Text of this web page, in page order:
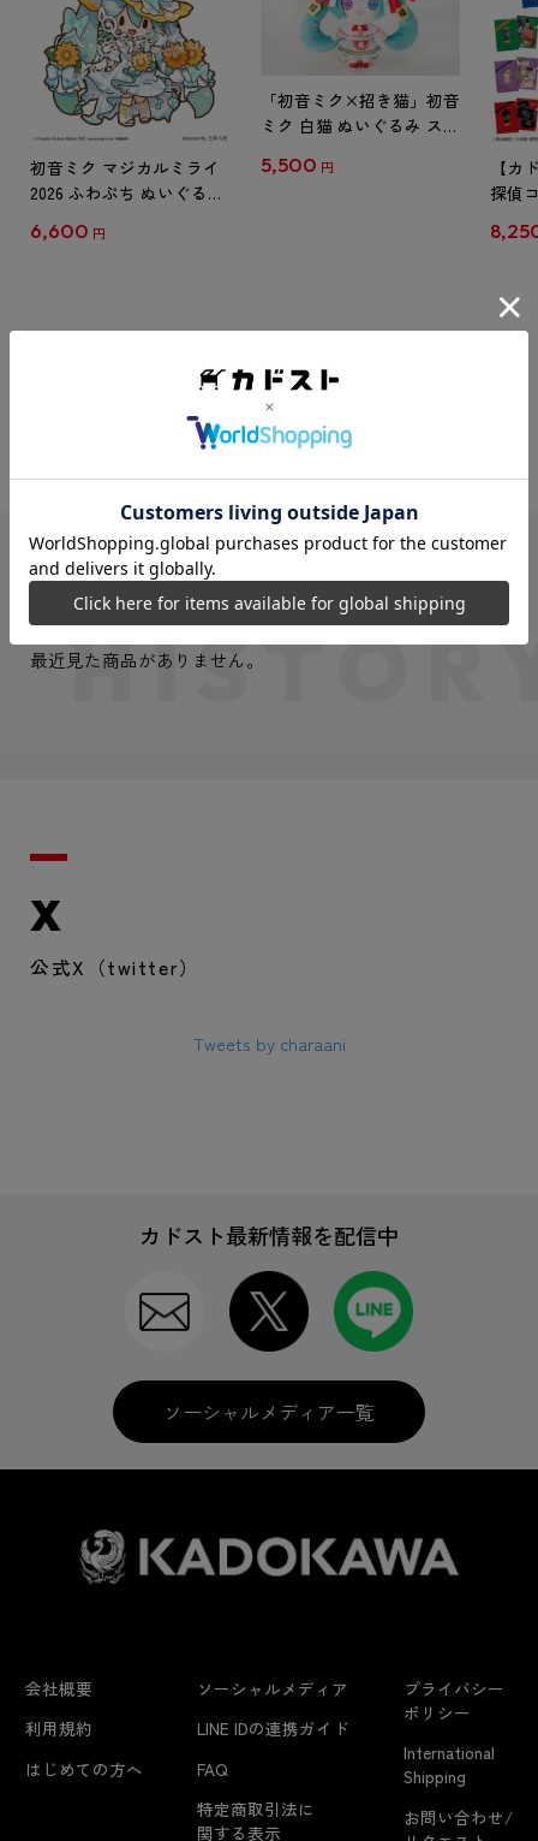
初音ミク マジカルミライ
2026 ふわぷち ぬいぐるみ
6,600 円
「初音ミク×招き猫」初音
ミク 白猫 ぬいぐるみ スタ
5,500 円
【カ
探偵
クリ
最近見た商品
最近見た商品がありません。
X
公式X（twitter）
Tweets by charaani
カドスト最新情報を配信中
ソーシャルメディア一覧
会社概要
利用規約
はじめての方へ
ソーシャルメディア
LINE IDの連携ガイド
FAQ
特定商取引法に
関する表示
プライバシー
ポリシー
International
Shipping
お問い合わせ/